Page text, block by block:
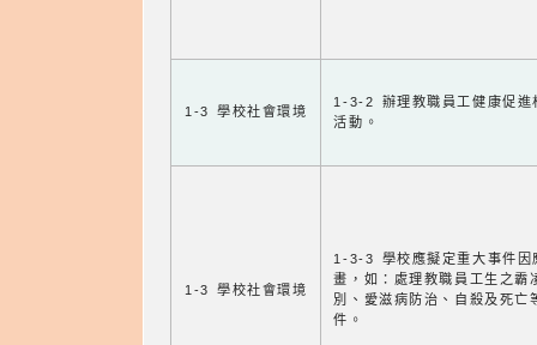
1-3 學校社會環境
1-3-2 辦理教職員工健康促進
活動。
1-3 學校社會環境
1-3-3 學校應擬定重大事件因
畫，如：處理教職員工生之霸
別、愛滋病防治、自殺及死亡
件。